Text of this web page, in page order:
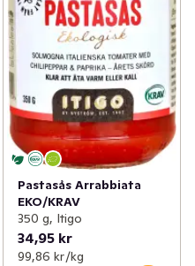
Pastasås Arrabbiata
EKO/KRAV
350 g, Itigo
34,95 kr
99,86 kr /kg